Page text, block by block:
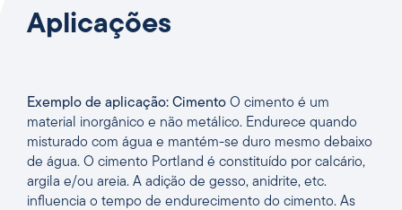
Aplicações
Exemplo de aplicação: Cimento O cimento é um
material inorgânico e não metálico. Endurece quando
misturado com água e mantém-se duro mesmo debaixo
de água. O cimento Portland é constituído por calcário,
argila e/ou areia. A adição de gesso, anidrite, etc.
influencia o tempo de endurecimento do cimento. As